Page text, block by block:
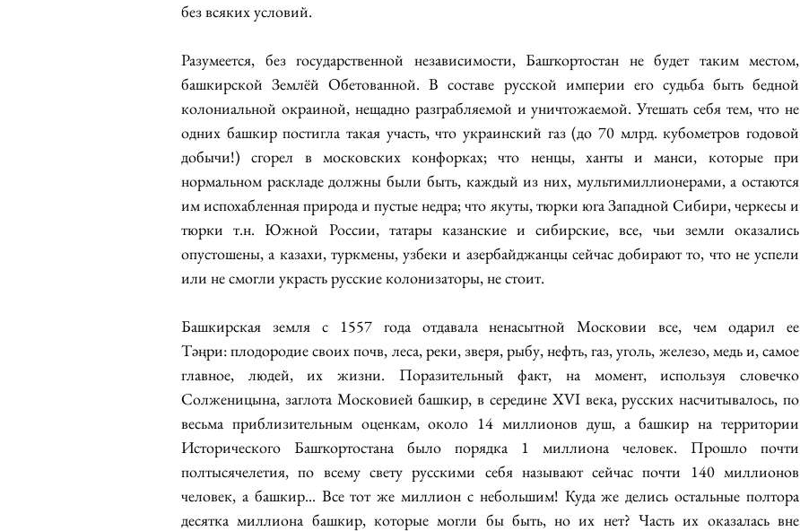
без всяких условий.
Разумеется, без государственной независимости, Башҡортостан не будет таким местом,
башкирской Землёй Обетованной. В составе русской империи его судьба быть бедной
колониальной окраиной, нещадно разграбляемой и уничтожаемой. Утешать себя тем, что не
одних башкир постигла такая участь, что украинский газ (до 70 млрд. кубометров годовой
добычи!) сгорел в московских конфорках; что ненцы, ханты и манси, которые при
нормальном раскладе должны были быть, каждый из них, мультимиллионерами, а остаются
им испохабленная природа и пустые недра; что якуты, тюрки юга Западной Сибири, черкесы и
тюрки т.н. Южной России, татары казанские и сибирские, все, чьи земли оказались
опустошены, а казахи, туркмены, узбеки и азербайджанцы сейчас добирают то, что не успели
или не смогли украсть русские колонизаторы, не стоит.
Башкирская земля с 1557 года отдавала ненасытной Московии все, чем одарил ее
Тәңри: плодородие своих почв, леса, реки, зверя, рыбу, нефть, газ, уголь, железо, медь и, самое
главное, людей, их жизни. Поразительный факт, на момент, используя словечко
Солженицына, заглота Московией башкир, в середине XVI века, русских насчитывалось, по
весьма приблизительным оценкам, около 14 миллионов душ, а башкир на территории
Исторического Башҡортостана было порядка 1 миллиона человек. Прошло почти
полтысячелетия, по всему свету русскими себя называют сейчас почти 140 миллионов
человек, а башкир... Все тот же миллион с небольшим! Куда же делись остальные полтора
десятка миллиона башкир, которые могли бы быть, но их нет? Часть их оказалась вне